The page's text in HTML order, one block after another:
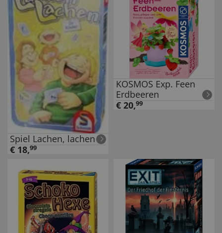
Spiel Lachen, lachen
€ 18,99
KOSMOS Exp. Feen
Erdbeeren
€ 20,99